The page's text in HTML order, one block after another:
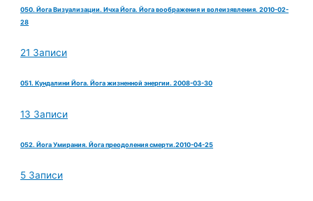
050. Йога Визуализации. Ичха Йога. Йога воображения и волеизявления. 2010-02-
28
21 Записи
051. Кундалини Йога. Йога жизненной энергии. 2008-03-30
13 Записи
052. Йога Умирания. Йога преодоления смерти.2010-04-25
5 Записи